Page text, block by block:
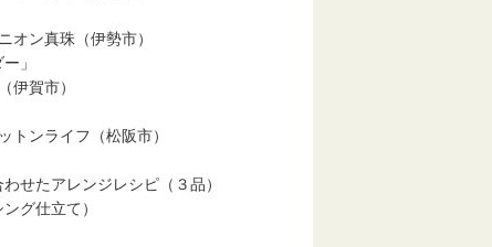
オン真珠（伊勢市）
」
店（伊賀市）
ットンライフ（松阪市）
せたアレンジレシピ（３品）
グ仕立て）